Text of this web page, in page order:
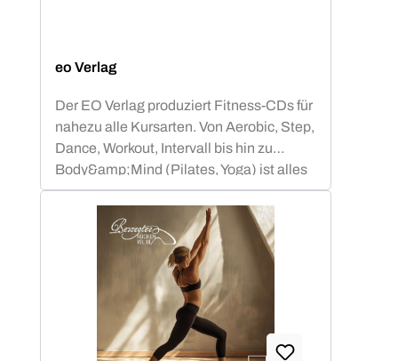
eo Verlag
Der EO Verlag produziert Fitness-CDs für
nahezu alle Kursarten. Von Aerobic, Step,
Dance, Workout, Intervall bis hin zu
Body&amp;Mind (Pilates, Yoga) ist alles
abgedeckt.Neben Compilations mit
bekannten Chart-&amp; Radio Hits
haben sich die gemafreien
Eigenkompositionen auf dem Markt einen
ganz besonderen Namen gemacht.